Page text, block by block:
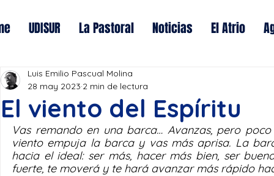
UDISUR La Pastoral Noticias El Atrio
El viento del Espíritu
Luis Emilio Pascual Molina
28 may 2023 2 min de lectura
Vas remando en una barca… Avanzas, pero
viento empuja la barca y vas más aprisa. La
hacia el ideal: ser más, hacer más bien, ser
fuerte, te moverá y te hará avanzar más rápido